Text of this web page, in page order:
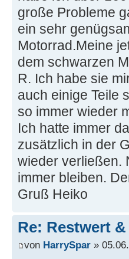
große Probleme
ein sehr
Motorrad.Meine
dem schwarzen
R. Ich habe sie
auch einige Teile
so immer wieder
Ich hatte immer
zusätzlich in der
wieder verließen.
immer bleiben.
Gruß Heiko
Re: Restwert
von HarrySpar »